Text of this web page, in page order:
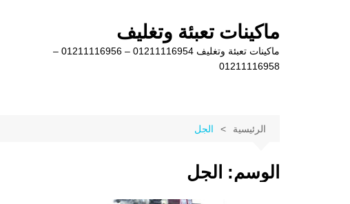
ماكينات تعبئة وتغليف
ماكينات تعبئة وتغليف 01211116954 – 01211116956 –
01211116958
الرئيسية الجل
الوسم: الجل